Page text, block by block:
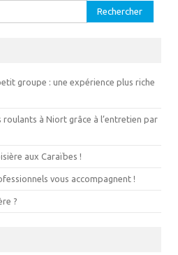
groupe : une expérience plus riche
à Niort grâce à l’entretien par
aux Caraïbes !
vous accompagnent !
?